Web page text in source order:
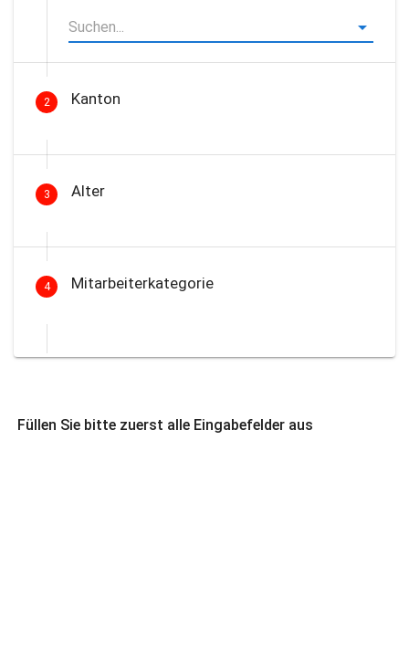
2 Kanton
3 Alter
4 Mitarbeiterkategorie
Füllen Sie bitte zuerst alle Eingabefelder aus